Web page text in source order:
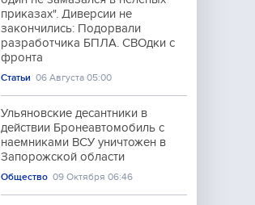
приказах". Диверсии не
закончились: Подорвали
разработчика БПЛА. СВОдки с
фронта
Статьи 06 Августа 05:00
Ульяновские десантники в
действии Бронеавтомобиль с
наемниками ВСУ уничтожен в
Запорожской области
Общество 09 Октября 06:46